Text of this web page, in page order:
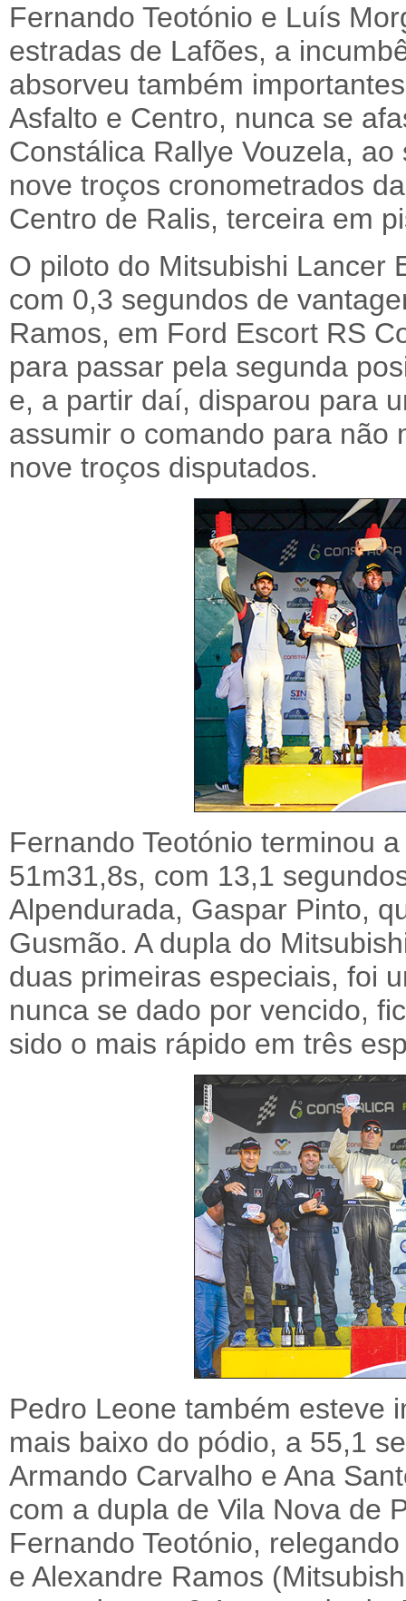
Fernando Teotónio e Luís
estradas de Lafões, a
absorveu também
Asfalto e Centro, nunca se
Constálica Rallye Vouzela,
nove troços cronometrados
Centro de Ralis, terceira em
O piloto do Mitsubishi Lancer
com 0,3 segundos de
Ramos, em Ford Escort RS
para passar pela segunda
e, a partir daí, disparou para
assumir o comando para não
nove troços disputados.
Fernando Teotónio terminou
51m31,8s, com 13,1
Alpendurada, Gaspar Pinto,
Gusmão. A dupla do
duas primeiras especiais, foi
nunca se dado por vencido,
sido o mais rápido em três
Pedro Leone também esteve
mais baixo do pódio, a 55,1
Armando Carvalho e Ana
com a dupla de Vila Nova de
Fernando Teotónio,
e Alexandre Ramos